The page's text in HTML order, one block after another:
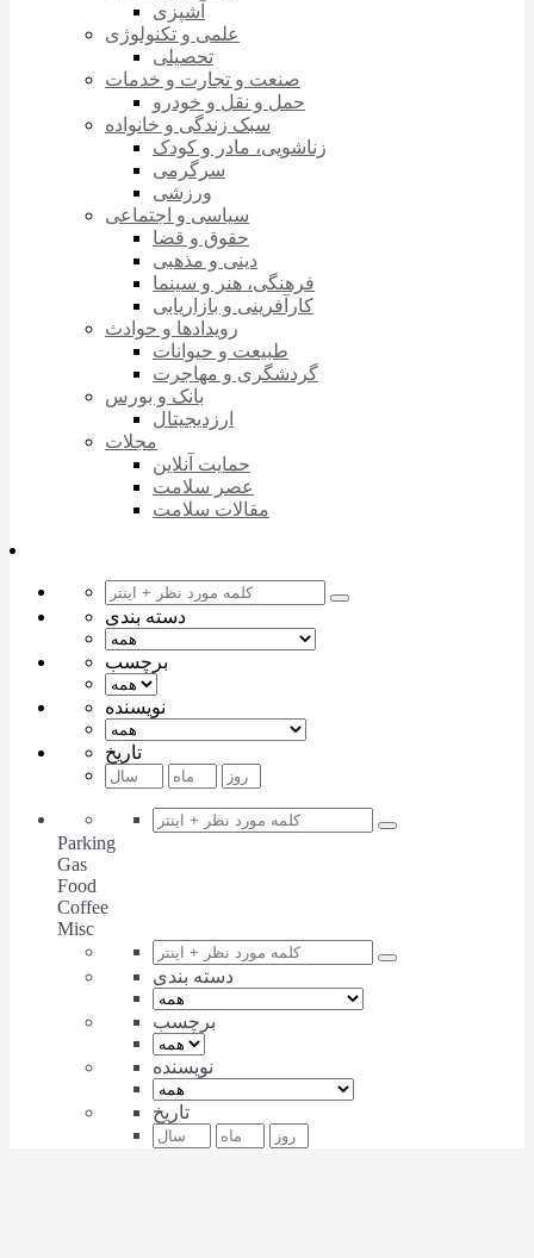
آشپزی
علمی و تکنولوژی
تحصیلی
صنعت و تجارت و خدمات
حمل و نقل و خودرو
سبک زندگی و خانواده
زناشویی، مادر و کودک
سرگرمی
ورزشی
سیاسی و اجتماعی
حقوق و قضا
دینی و مذهبی
فرهنگی، هنر و سینما
کارآفرینی و بازاریابی
رویدادها و حوادث
طبیعت و حیوانات
گردشگری و مهاجرت
بانک و بورس
ارزدیجیتال
مجلات
حمایت آنلاین
عصر سلامت
مقالات سلامت
دسته بندی
برچسب
نویسنده
تاریخ
Parking
Gas
Food
Coffee
Misc
دسته بندی
برچسب
نویسنده
تاریخ